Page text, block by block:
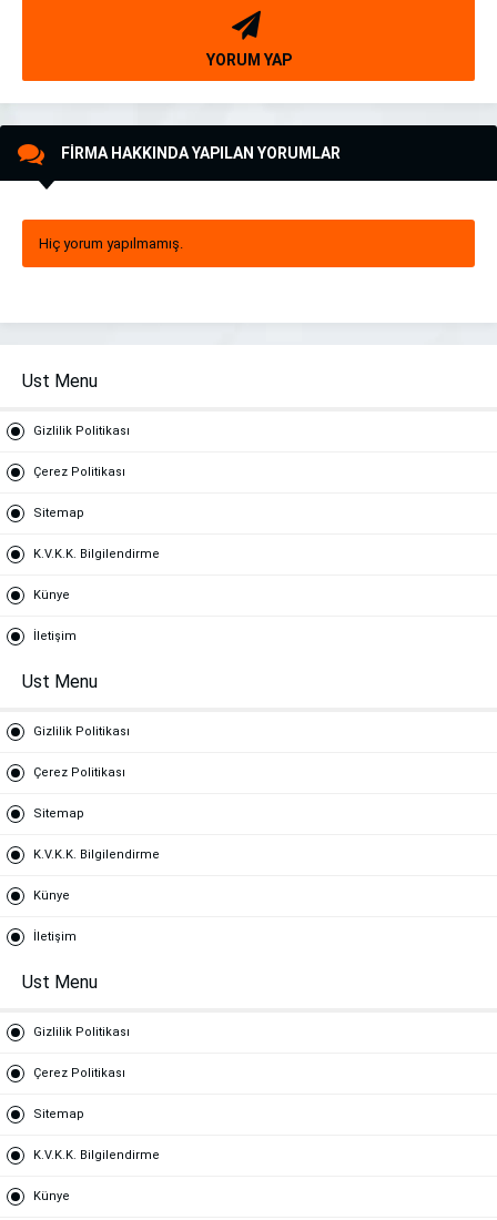
YORUM YAP
FİRMA HAKKINDA YAPILAN YORUMLAR
Hiç yorum yapılmamış.
Ust Menu
Gizlilik Politikası
Çerez Politikası
Sitemap
K.V.K.K. Bilgilendirme
Künye
İletişim
Ust Menu
Gizlilik Politikası
Çerez Politikası
Sitemap
K.V.K.K. Bilgilendirme
Künye
İletişim
Ust Menu
Gizlilik Politikası
Çerez Politikası
Sitemap
K.V.K.K. Bilgilendirme
Künye